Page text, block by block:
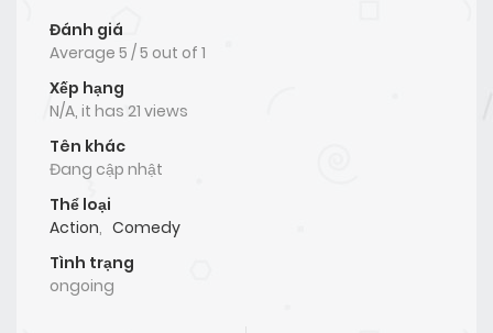
Đánh giá
Average 5 /5 out of 1
Xếp hạng
N/A, it has 21 views
Tên khác
Đang cập nhật
Thể loại
Action, Comedy
Tình trạng
ongoing